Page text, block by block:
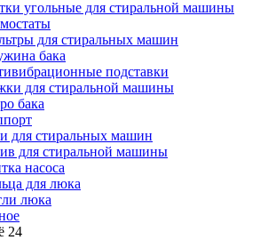
угольные для стиральной машины
для стиральных машин
бака
подставки
для стиральной машины
бака
для стиральных машин
для стиральной машины
насоса
для люка
люка
24